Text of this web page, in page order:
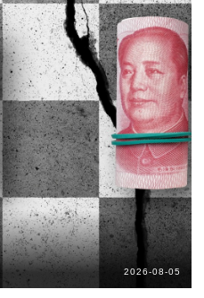
2026-08-05